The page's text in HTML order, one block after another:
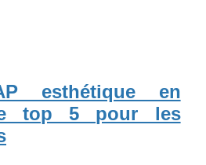
esthétique en
top 5 pour les